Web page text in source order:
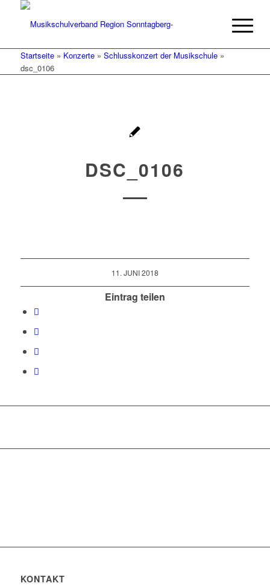
Startseite» Konzerte» Schlusskonzert der Musikschule»
dsc_0106
DSC_0106
11. JUNI 2018
Eintrag teilen
KONTAKT